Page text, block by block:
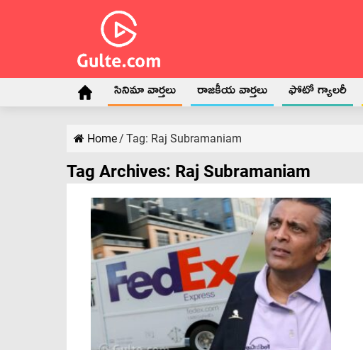
సినిమా వార్తలు రాజకీయ వార్తలు ఫోటో గ్యాలరీ
Home/ Tag: Raj Subramaniam
Tag Archives: Raj Subramaniam